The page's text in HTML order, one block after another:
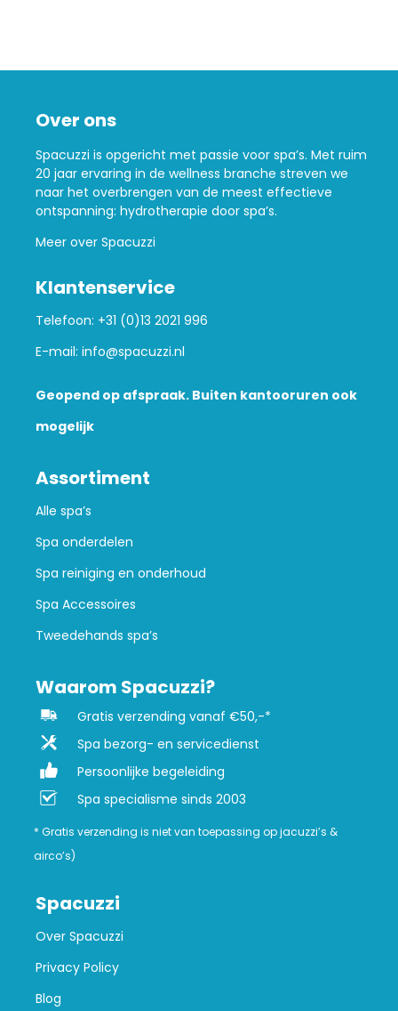
Over ons
Spacuzzi is opgericht met passie voor spa’s. Met ruim
20 jaar ervaring in de wellness branche streven we
naar het overbrengen van de meest effectieve
ontspanning: hydrotherapie door spa’s.
Meer over Spacuzzi
Klantenservice
Telefoon: +31 (0)13 2021 996
E-mail: info@spacuzzi.nl
Geopend op afspraak. Buiten kantooruren ook
mogelijk
Assortiment
Alle spa’s
Spa onderdelen
Spa reiniging en onderhoud
Spa Accessoires
Tweedehands spa’s
Waarom Spacuzzi?
Gratis verzending vanaf €50,-*
Spa bezorg- en servicedienst
Persoonlijke begeleiding
Spa specialisme sinds 2003
* Gratis verzending is niet van toepassing op jacuzzi’s &
airco’s)
Spacuzzi
Over Spacuzzi
Privacy Policy
Blog